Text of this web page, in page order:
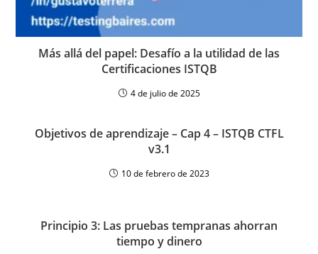
Más allá del papel: Desafío a la utilidad de las
Certificaciones ISTQB
4 de julio de 2025
Objetivos de aprendizaje – Cap 4 – ISTQB CTFL
v3.1
10 de febrero de 2023
Principio 3: Las pruebas tempranas ahorran
tiempo y dinero